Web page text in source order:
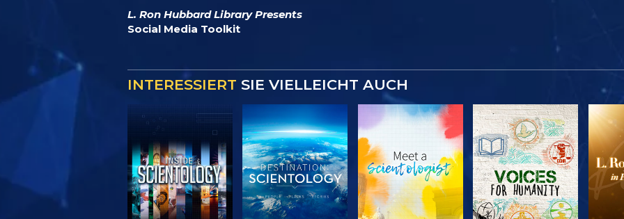
L. Ron Hubbard Library Presents
Social Media Toolkit
INTERESSIERT SIE VIELLEICHT AUCH